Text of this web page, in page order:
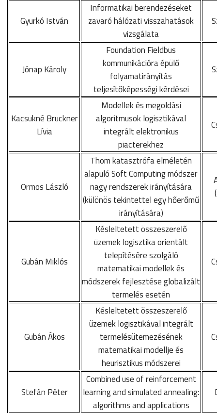
Gyurkó István
Informatikai berendezéseket
zavaró hálózati visszahatások
vizsgálata
Jónap Károly
Foundation Fieldbus
kommunikációra épülő
folyamatirányítás
teljesítőképességi kérdései
Kacsukné Bruckner
Lívia
Modellek és megoldási
algoritmusok logisztikával
integrált elektronikus
piacterekhez
Ormos László
Thom katasztrófa elméletén
alapuló Soft Computing módszer
nagy rendszerek irányítására
(különös tekintettel egy hőerőmű
irányítására)
Gubán Miklós
Késleltetett összeszerelő
üzemek logisztika orientált
telepítésére szolgáló
matematikai modellek és
módszerek fejlesztése globalizált
termelés esetén
Gubán Ákos
Késleltetett összeszerelő
üzemek logisztikával integrált
termelésütemezésének
matematikai modellje és
heurisztikus módszerei
Stefán Péter
Combined use of reinforcement
learning and simulated annealing:
algorithms and applications